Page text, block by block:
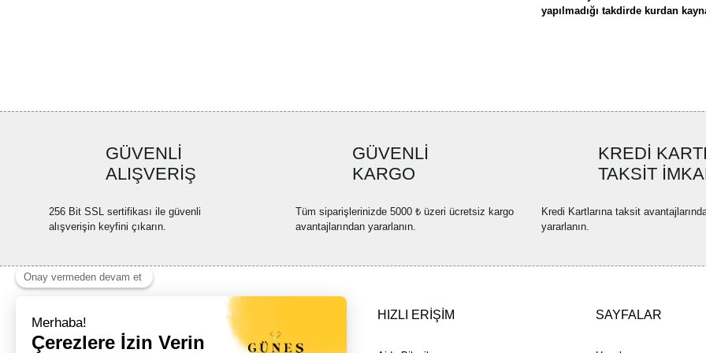
yapılmadığı takdirde kurdan
Ürün açıklamasında eksik
Ürün bilgilerinde hatalar
Bu ürüne benzer farklı
GÜVENLİ
ALIŞVERİŞ
256 Bit SSL sertifikası ile güvenli
alışverişin keyfini çıkarın.
GÜVENLİ
KARGO
Tüm siparişlerinizde 5000 ₺ üzeri ücretsiz kargo
avantajlarından yararlanın.
KREDİ
TAKSİT
Kredi Kartlarına taksit
yararlanın.
HIZLI ERİŞİM SAYFALAR